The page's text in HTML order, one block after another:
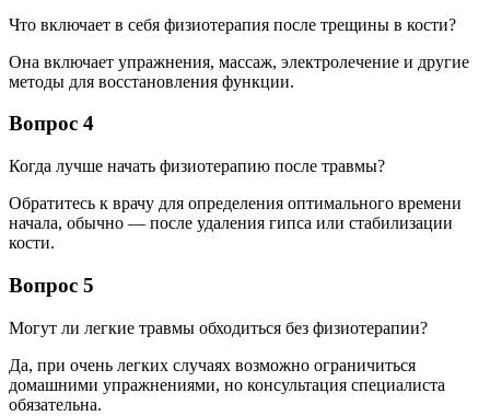
Что включает в себя физиотерапия после трещины в кости?
Она включает упражнения, массаж, электролечение и другие
методы для восстановления функции.
Вопрос 4
Когда лучше начать физиотерапию после травмы?
Обратитесь к врачу для определения оптимального времени
начала, обычно — после удаления гипса или стабилизации
кости.
Вопрос 5
Могут ли легкие травмы обходиться без физиотерапии?
Да, при очень легких случаях возможно ограничиться
домашними упражнениями, но консультация специалиста
обязательна.